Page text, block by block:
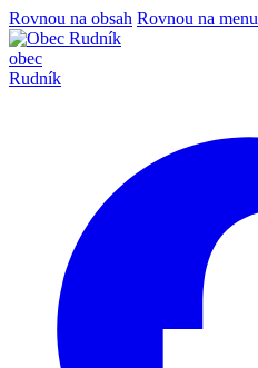
Rovnou na obsah Rovnou na menu
obec
Rudník